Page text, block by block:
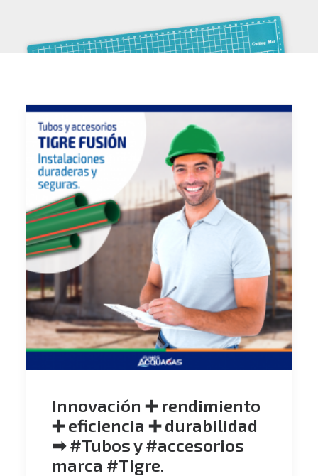
Innovación ➕ rendimiento
➕ eficiencia ➕ durabilidad
➡ #Tubos y #accesorios
marca #Tigre.